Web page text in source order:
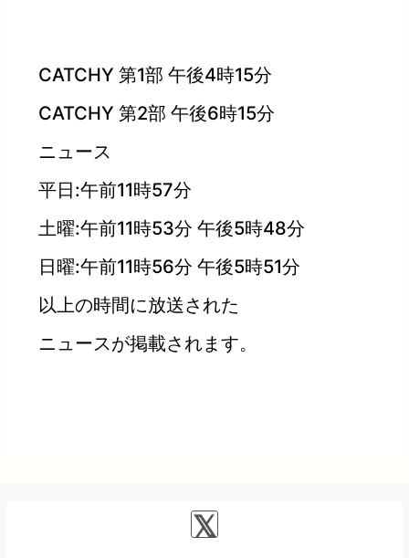
CATCHY 第1部 午後4時15分
CATCHY 第2部 午後6時15分
ニュース
平日:午前11時57分
土曜:午前11時53分 午後5時48分
日曜:午前11時56分 午後5時51分
以上の時間に放送された
ニュースが掲載されます。